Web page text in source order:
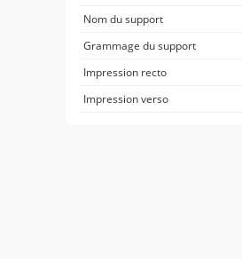
Nom du support
Grammage du support
Impression recto
Impression verso